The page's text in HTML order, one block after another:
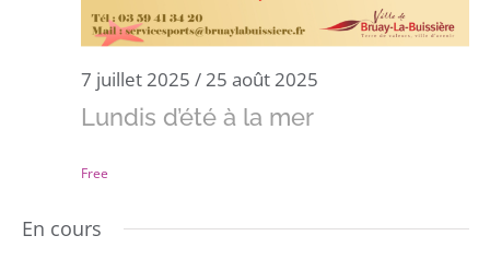
7 juillet 2025 /25 août 2025
Lundis d’été à la mer
Free
En cours